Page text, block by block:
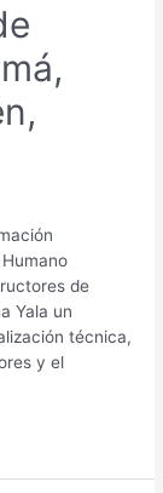
de
Yala un
técnica,
y el